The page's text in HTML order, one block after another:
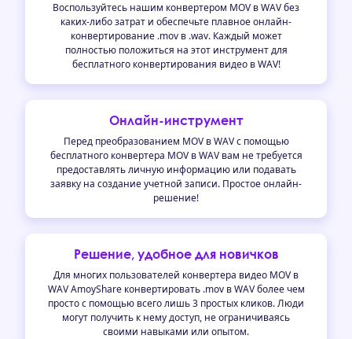
Воспользуйтесь нашим конвертером MOV в WAV без
каких-либо затрат и обеспечьте плавное онлайн-
конвертирование .mov в .wav. Каждый может
полностью положиться на этот инструмент для
бесплатного конвертирования видео в WAV!
Онлайн-инструмент
Перед преобразованием MOV в WAV с помощью
бесплатного конвертера MOV в WAV вам не требуется
предоставлять личную информацию или подавать
заявку на создание учетной записи. Простое онлайн-
решение!
Решение, удобное для новичков
Для многих пользователей конвертера видео MOV в
WAV AmoyShare конвертировать .mov в WAV более чем
просто с помощью всего лишь 3 простых кликов. Люди
могут получить к нему доступ, не ограничиваясь
своими навыками или опытом.